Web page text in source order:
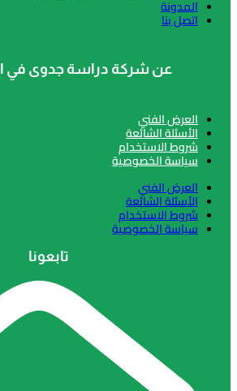
عن شركة دراسة جدوى في السعودية
الفني
الشائعة
الاستخدام
الخصوصية
الفني
الشائعة
الاستخدام
الخصوصية